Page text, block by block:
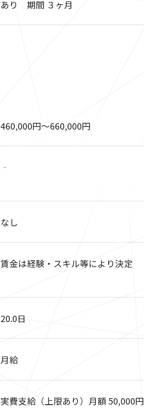
あり 期間 ３ヶ月
460,000円〜660,000円
‐
なし
賃金は経験・スキル等により決定
20.0日
月給
実費支給（上限あり）月額 50,000円